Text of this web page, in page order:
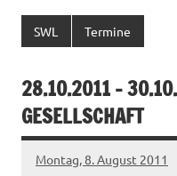
SWL Termine
28.10.2011 –
GESELLSCHAFT
Montag, 8. August 2011